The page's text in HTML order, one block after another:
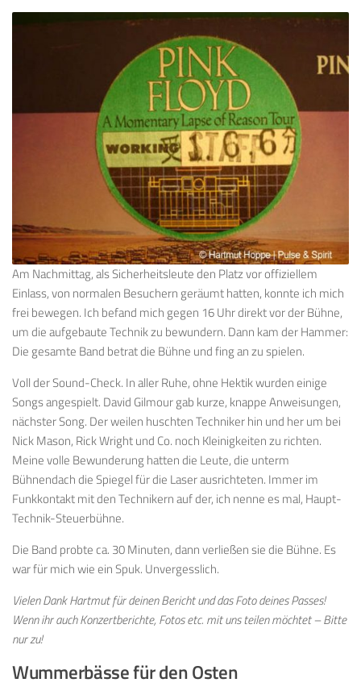
Am Nachmittag, als Sicherheitsleute den Platz vor offiziellem
Einlass, von normalen Besuchern geräumt hatten, konnte ich mich
frei bewegen. Ich befand mich gegen 16 Uhr direkt vor der Bühne,
um die aufgebaute Technik zu bewundern. Dann kam der Hammer:
Die gesamte Band betrat die Bühne und fing an zu spielen.
Voll der Sound-Check. In aller Ruhe, ohne Hektik wurden einige
Songs angespielt. David Gilmour gab kurze, knappe Anweisungen,
nächster Song. Der weilen huschten Techniker hin und her um bei
Nick Mason, Rick Wright und Co. noch Kleinigkeiten zu richten.
Meine volle Bewunderung hatten die Leute, die unterm
Bühnendach die Spiegel für die Laser ausrichteten. Immer im
Funkkontakt mit den Technikern auf der, ich nenne es mal, Haupt-
Technik-Steuerbühne.
Die Band probte ca. 30 Minuten, dann verließen sie die Bühne. Es
war für mich wie ein Spuk. Unvergesslich.
Vielen Dank Hartmut für deinen Bericht und das Foto deines Passes!
Wenn ihr auch Konzertberichte, Fotos etc. mit uns teilen möchtet – Bitte
nur zu!
Wummerbässe für den Osten